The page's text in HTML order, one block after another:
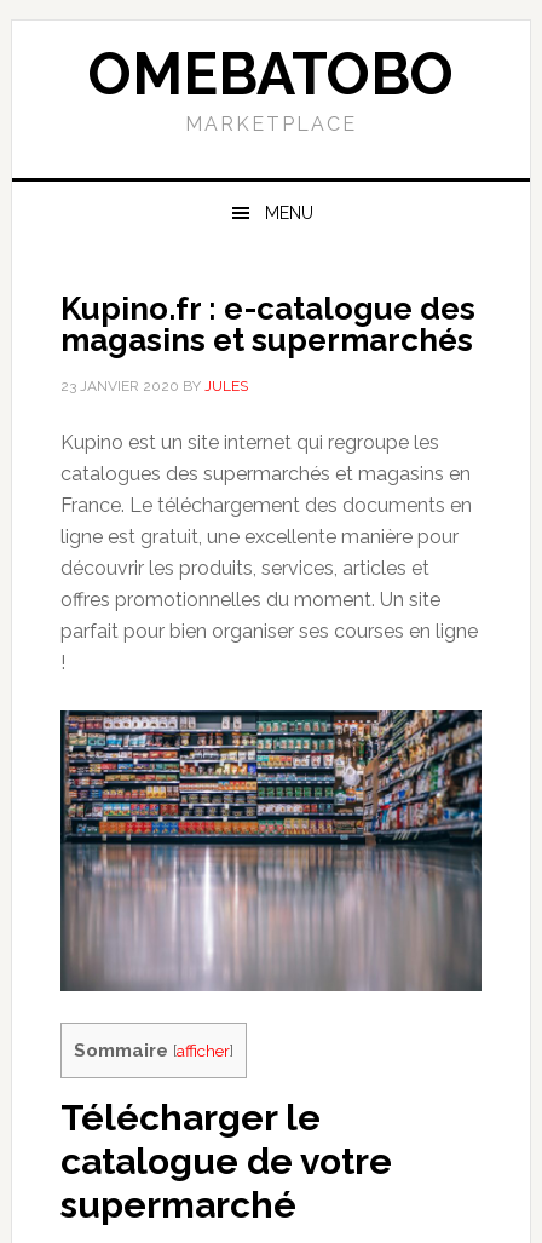
Skip
Skip
Skip
OMEBATOBO
MARKETPLACE
MENU
Kupino.fr : e-catalogue des
magasins et supermarchés
23 JANVIER 2020 BY JULES
Kupino est un site internet qui regroupe les
catalogues des supermarchés et magasins en
France. Le téléchargement des documents en
ligne est gratuit, une excellente manière pour
découvrir les produits, services, articles et
offres promotionnelles du moment. Un site
parfait pour bien organiser ses courses en ligne
!
Sommaire [afficher]
Télécharger le
catalogue de votre
supermarché